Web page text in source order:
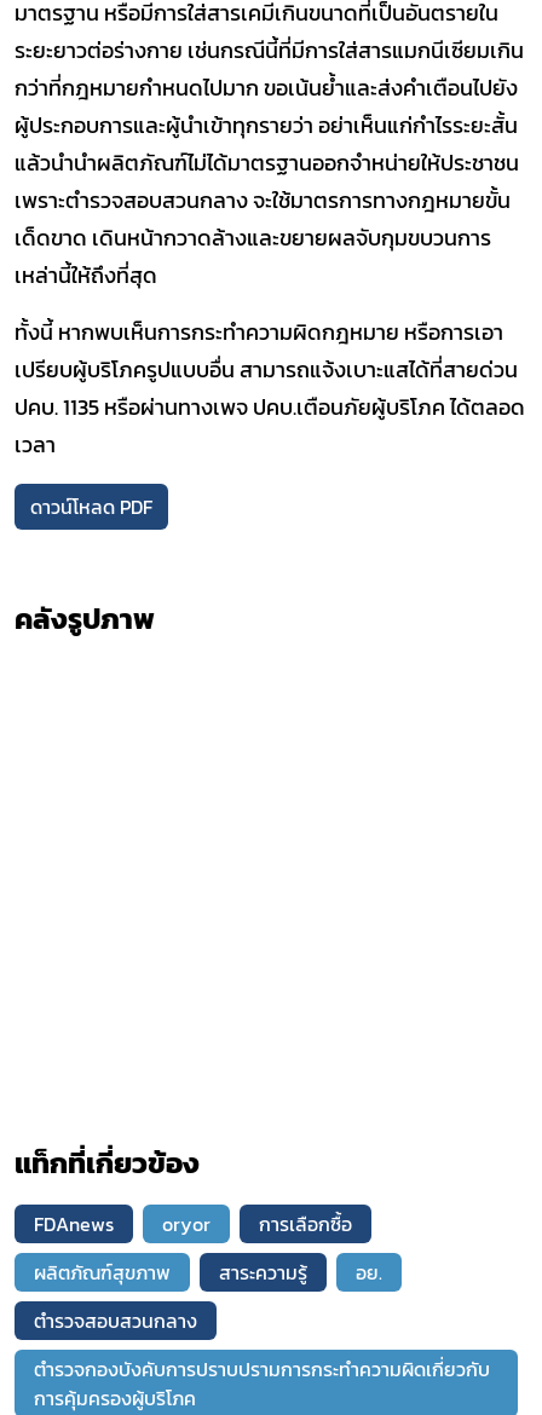
มาตรฐาน หรือมีการใส่สารเคมีเกินขนาดที่เป็นอันตรายใน
ระยะยาวต่อร่างกาย เช่นกรณีนี้ที่มีการใส่สารแมกนีเซียมเกิน
กว่าที่กฎหมายกำหนดไปมากขอเน้นย้ำและส่งคำเตือนไปยัง
ผู้ประกอบการและผู้นำเข้าทุกรายว่า อย่าเห็นแก่กำไรระยะสั้น
แล้วนำนำผลิตภัณฑ์ไม่ได้มาตรฐานออกจำหน่ายให้ประชาชน
เพราะตำรวจสอบสวนกลาง จะใช้มาตรการทางกฎหมายขั้น
เด็ดขาด เดินหน้ากวาดล้างและขยายผลจับกุมขบวนการ
เหล่านี้ให้ถึงที่สุด
ทั้งนี้ หากพบเห็นการกระทำความผิดกฎหมาย หรือการเอา
เปรียบผู้บริโภครูปแบบอื่น สามารถแจ้งเบาะแสได้ที่สายด่วน
ปคบ.1135 หรือผ่านทางเพจ ปคบ.เตือนภัยผู้บริโภค ได้ตลอด
เวลา
ดาวน์โหลด PDF
คลังรูปภาพ
แท็กที่เกี่ยวข้อง
FDAnews oryor
การเลือกซื้อ
ผลิตภัณฑ์สุขภาพ
สาระความรู้
อย.
ตำรวจสอบสวนกลาง
ตำรวจกองบังคับการปราบปรามการกระทำความผิดเกี่ยวกับ
การคุ้มครองผู้บริโภค